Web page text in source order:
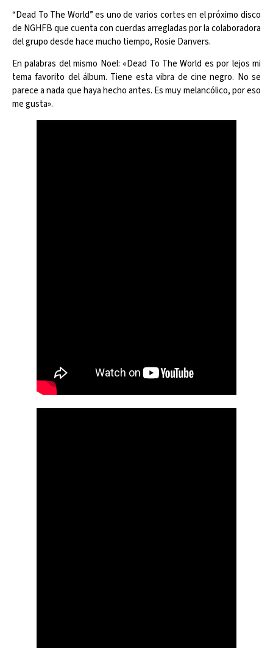
“Dead To The World” es uno de varios cortes en el próximo disco
de NGHFB que cuenta con cuerdas arregladas por la colaboradora
del grupo desde hace mucho tiempo, Rosie Danvers.
En palabras del mismo Noel: «Dead To The World es por lejos mi
tema favorito del álbum. Tiene esta vibra de cine negro. No se
parece a nada que haya hecho antes. Es muy melancólico, por eso
me gusta».